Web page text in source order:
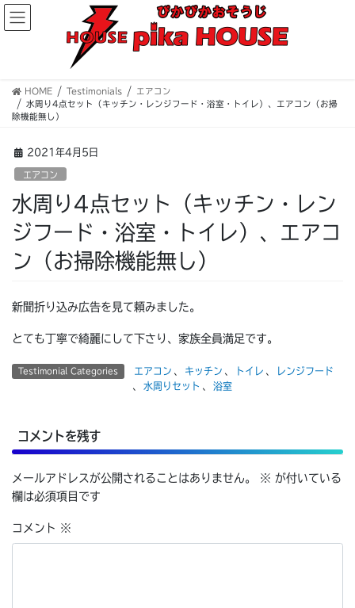
コ
ン
ナ
ビ
HOME Testimonials
エアコン
水周り4点セット（キッチン・レンジフード・浴室・トイレ）、エアコン（お掃
除機能無し）
2021年4月5日
エアコン
水周り4点セット（キッチン・レン
ジフード・浴室・トイレ）、エアコ
ン（お掃除機能無し）
新聞折り込み広告を見て頼みました。
とても丁寧で綺麗にして下さり、家族全員満足です。
Testimonial Categories エアコン 、 キッチン 、 トイレ 、
レンジフード
、
水周りセット 、 浴室
コメントを残す
メールアドレスが公開されることはありません。 ※ が付いている
欄は必須項目です
コメント ※